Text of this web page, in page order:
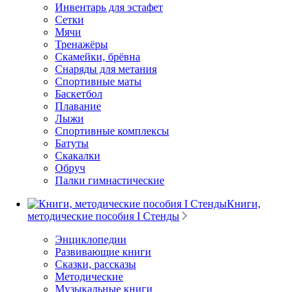
Инвентарь для эстафет
Сетки
Мячи
Тренажёры
Скамейки, брёвна
Снаряды для метания
Спортивные маты
Баскетбол
Плавание
Лыжи
Спортивные комплексы
Батуты
Скакалки
Обруч
Палки гимнастические
Книги,
методические пособия I Стенды
Энциклопедии
Развивающие книги
Сказки, рассказы
Методические
Музыкальные книги